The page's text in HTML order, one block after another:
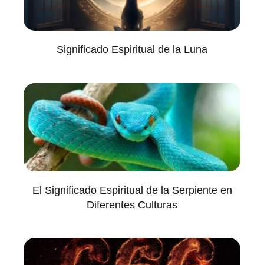
Significado Espiritual de la Luna
El Significado Espiritual de la Serpiente en
Diferentes Culturas